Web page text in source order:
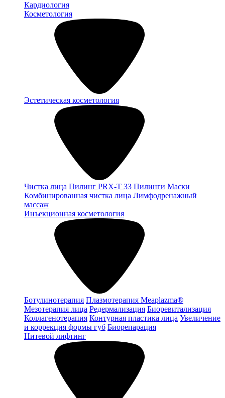
Кардиология
Косметология
Эстетическая косметология
Чистка лица Пилинг PRX-T 33 Пилинги Маски
Комбинированная чистка лица Лимфодренажный
массаж
Инъекционная косметология
Ботулинотерапия Плазмотерапия Meaplazma®
Мезотерапия лица Редермализация Биоревитализация
Коллагенотерапия Контурная пластика лица Увеличение
и коррекция формы губ Биорепарация
Нитевой лифтинг